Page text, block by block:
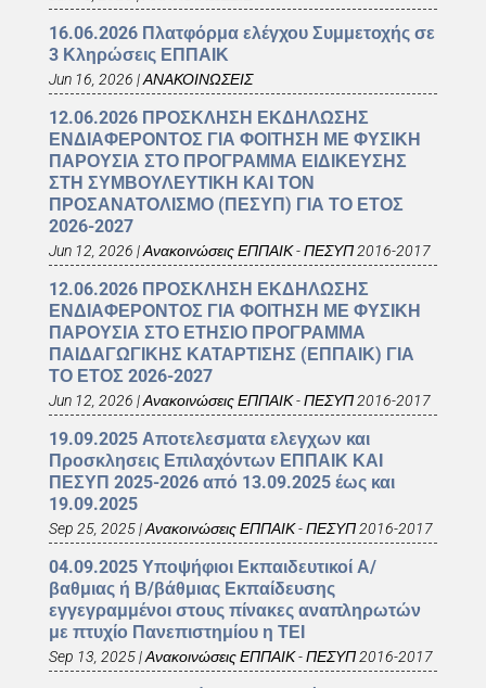
16.06.2026 Πλατφόρμα ελέγχου Συμμετοχής σε
3 Κληρώσεις ΕΠΠΑΙΚ
Jun 16, 2026 |ΑΝΑΚΟΙΝΩΣΕΙΣ
12.06.2026 ΠΡΟΣΚΛΗΣΗ ΕΚΔΗΛΩΣΗΣ
ΕΝΔΙΑΦΕΡΟΝΤΟΣ ΓΙΑ ΦΟΙΤΗΣΗ ΜΕ ΦΥΣΙΚΗ
ΠΑΡΟΥΣΙΑ ΣΤΟ ΠΡΟΓΡΑΜΜΑ ΕΙΔΙΚΕΥΣΗΣ
ΣΤΗ ΣΥΜΒΟΥΛΕΥΤΙΚΗ ΚΑΙ ΤΟΝ
ΠΡΟΣΑΝΑΤΟΛΙΣΜΟ (ΠΕΣΥΠ) ΓΙΑ ΤΟ ΕΤΟΣ
2026-2027
Jun 12, 2026 |Ανακοινώσεις ΕΠΠΑΙΚ - ΠΕΣΥΠ 2016-2017
12.06.2026 ΠΡΟΣΚΛΗΣΗ ΕΚΔΗΛΩΣΗΣ
ΕΝΔΙΑΦΕΡΟΝΤΟΣ ΓΙΑ ΦΟΙΤΗΣΗ ΜΕ ΦΥΣΙΚΗ
ΠΑΡΟΥΣΙΑ ΣΤΟ ΕΤΗΣΙΟ ΠΡΟΓΡΑΜΜΑ
ΠΑΙΔΑΓΩΓΙΚΗΣ ΚΑΤΑΡΤΙΣΗΣ (ΕΠΠΑΙΚ) ΓΙΑ
ΤΟ ΕΤΟΣ 2026-2027
Jun 12, 2026 |Ανακοινώσεις ΕΠΠΑΙΚ - ΠΕΣΥΠ 2016-2017
19.09.2025 Αποτελεσματα ελεγχων και
Προσκλησεις Επιλαχόντων ΕΠΠΑΙΚ ΚΑΙ
ΠΕΣΥΠ 2025-2026 από 13.09.2025 έως και
19.09.2025
Sep 25, 2025|Ανακοινώσεις ΕΠΠΑΙΚ - ΠΕΣΥΠ 2016-2017
04.09.2025 Υποψήφιοι Εκπαιδευτικοί Α/
βαθμιας ή Β/βάθμιας Εκπαίδευσης
εγγεγραμμένοι στους πίνακες αναπληρωτών
με πτυχίο Πανεπιστημίου η ΤΕΙ
Sep 13, 2025|Ανακοινώσεις ΕΠΠΑΙΚ - ΠΕΣΥΠ 2016-2017